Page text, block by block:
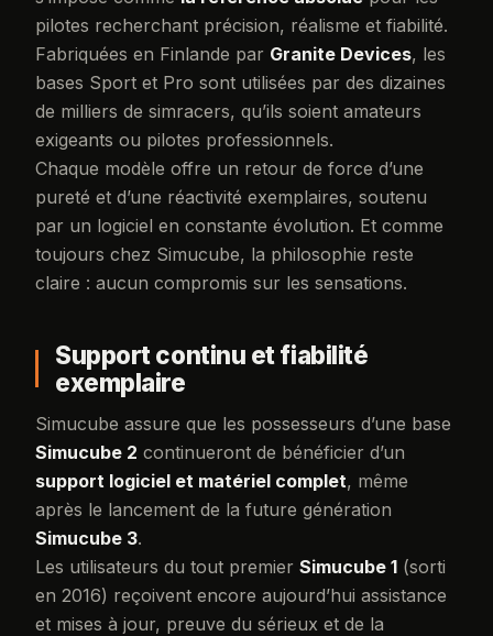
pilotes recherchant précision, réalisme et fiabilité.
Fabriquées en Finlande par Granite Devices, les
bases Sport et Pro sont utilisées par des dizaines
de milliers de simracers, qu’ils soient amateurs
exigeants ou pilotes professionnels.
Chaque modèle offre un retour de force d’une
pureté et d’une réactivité exemplaires, soutenu
par un logiciel en constante évolution. Et comme
toujours chez Simucube, la philosophie reste
claire : aucun compromis sur les sensations.
Support continu et fiabilité
exemplaire
Simucube assure que les possesseurs d’une base
Simucube 2 continueront de bénéficier d’un
support logiciel et matériel complet, même
après le lancement de la future génération
Simucube 3.
Les utilisateurs du tout premier Simucube 1 (sorti
en 2016) reçoivent encore aujourd’hui assistance
et mises à jour, preuve du sérieux et de la